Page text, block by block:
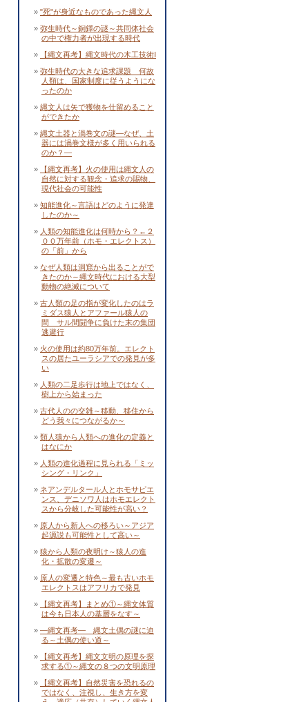
"死"が身近なものであった縄文人
弥生時代～銅鐸の謎～共同体社会
の中で権力者が出現する時代
【縄文再考】縄文時代の木工技術Ⅰ
弥生時代の大きな追求課題 何故
人類は、国家制度に従うようにな
ったのか
縄文人は矢で獲物を仕留めること
ができたか
縄文土器と渦巻文の謎―なぜ、土
器には渦巻文様が多く用いられる
のか？―
【縄文再考】火の使用は縄文人の
自然に対する観念・追求の賜物、
現代社会の可能性
知能進化～言語はどのように発達
したのか～
人類の知能進化は何時から？←２
００万年前（ホモ・エレクトス）
の「前」から
なぜ人類は洞窟から出ることがで
きたのか～縄文時代における大型
動物の絶滅について
古人類の足の指が変化したのはラ
ミダス猿人とアファール猿人の
間 サル間闘争に負けた末の集団
逃避行
火の使用は約80万年前。エレクト
スの居たユーラシアでの発見が多
い
人類の二足歩行は地上ではなく、
樹上から始まった
古代人のの交雑～移動、移住から
どう我々につながるか～
類人猿から人類への進化の定義と
はなにか
人類の進化過程に見られる「ミッ
シング・リンク」
ネアンデルタール人とホモサピエ
ンス、デニソワ人はホモエレクト
スから分岐した可能性が高い？
原人から新人への移ろい～アジア
起源説も可能性として高い～
猿から人類の夜明け～猿人の進
化・拡散の変遷～
原人の変遷と特色～最も古いホモ
エレクトスはアフリカで発見
【縄文再考】まとめ①～縄文体質
は今も日本人の基層をなす～
―縄文再考― 縄文土偶の謎に迫
る～土偶の使い道～
【縄文再考】縄文文明の原理を探
求する①～縄文の８つの文明原理
【縄文再考】自然災害を恐れるの
ではなく、注視し、生き方を変